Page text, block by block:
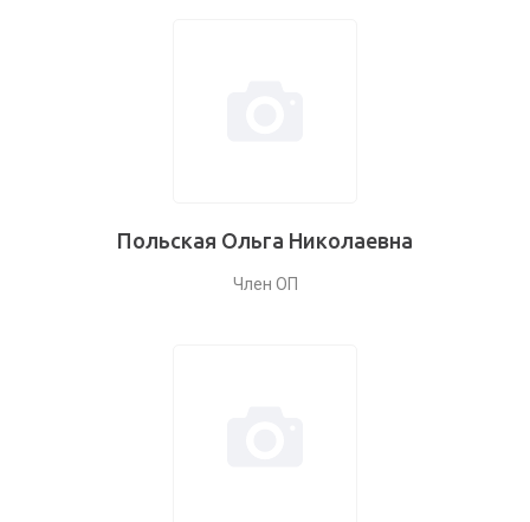
Польская Ольга Николаевна
Член ОП